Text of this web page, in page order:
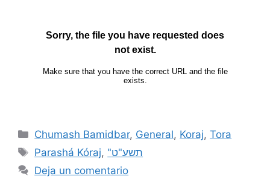
Chumash Bamidbar, General, Koraj,Tora
Parashá Kóraj,
"תשע"ט
Deja un comentario